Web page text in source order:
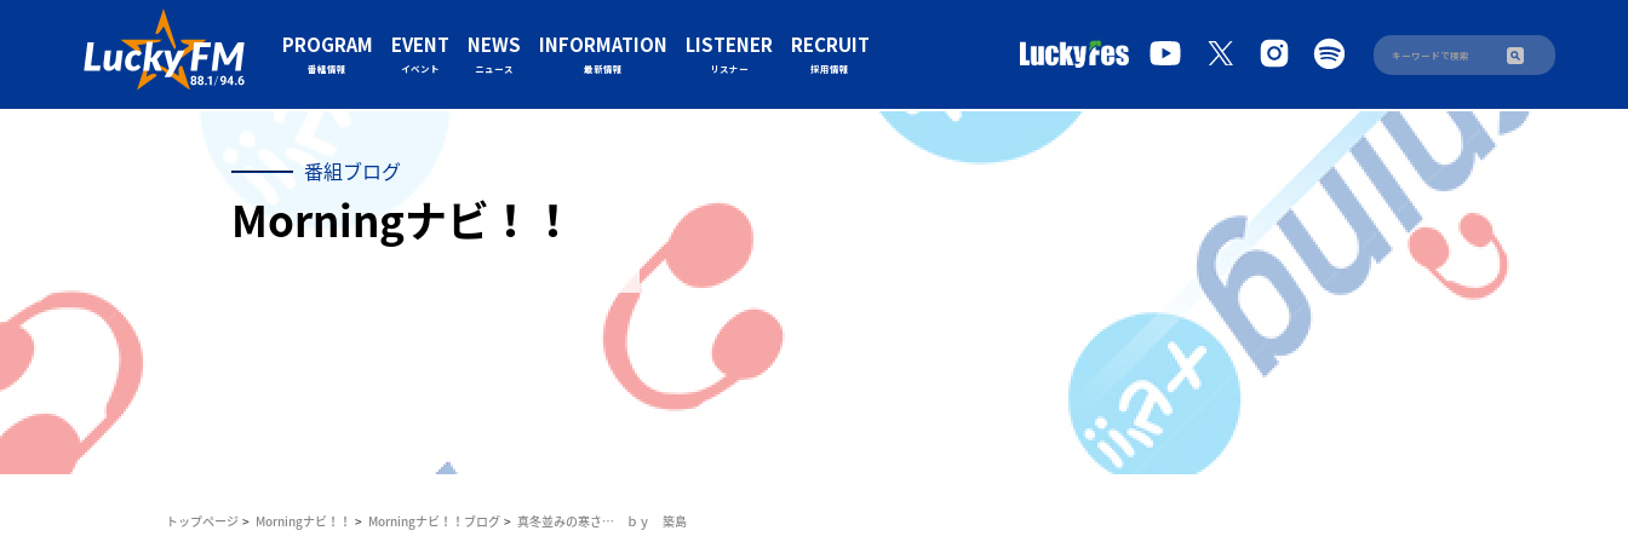
PROGRAM
番組情報
EVENT
イベント
NEWS
ニュース
INFORMATION
最新情報
LISTENER
リスナー
RECRUIT
採用情報
番組ブログ
Morningナビ！！
トップページ Morningナビ！！ Morningナビ！！ブログ 真冬並みの寒さ… ｂｙ 築島